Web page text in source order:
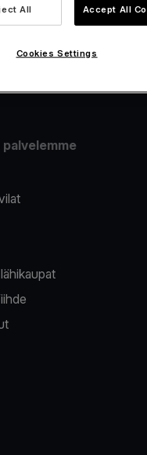
All Accept All
Cookies Settings